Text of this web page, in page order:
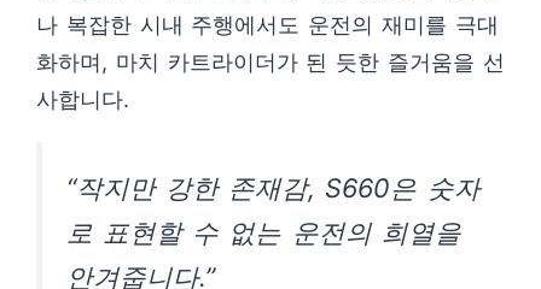
나 복잡한 시내 주행에서도 운전의 재미를 극대
화하며, 마치 카트라이더가 된 듯한 즐거움을 선
사합니다.
“작지만 강한 존재감, S660은 숫자
로 표현할 수 없는 운전의 희열을
안겨줍니다.”